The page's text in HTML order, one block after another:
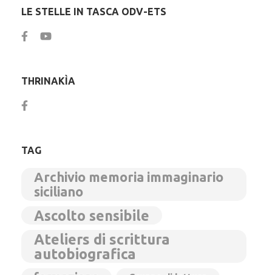
LE STELLE IN TASCA ODV-ETS
THRINAKÌA
TAG
Archivio memoria immaginario
siciliano
Ascolto sensibile
Ateliers di scrittura
autobiografica